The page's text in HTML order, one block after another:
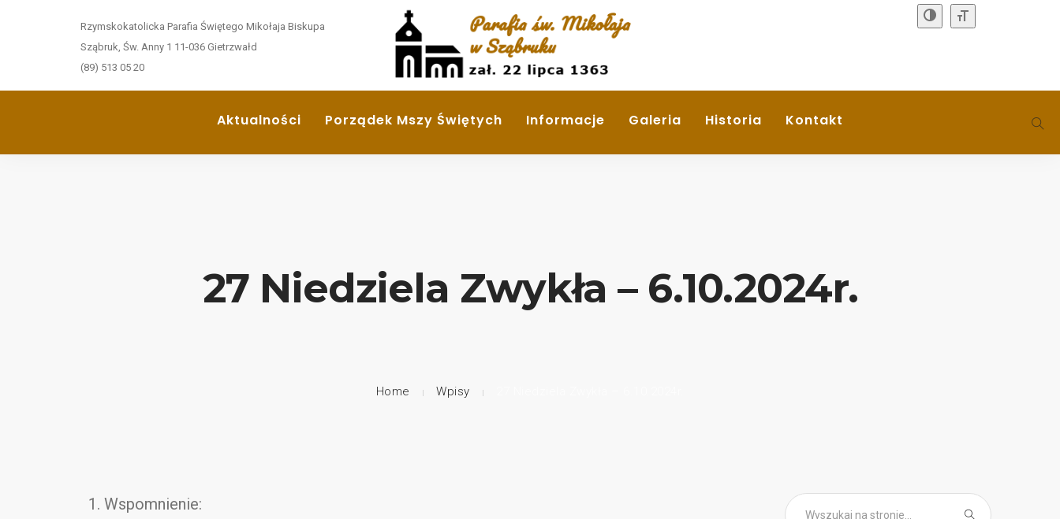
Rzymskokatolicka Parafia Świętego Mikołaja Biskupa
Sząbruk, Św. Anny 1 11-036 Gietrzwałd
(89) 513 05 20
Aktualności Porządek Mszy Świętych Informacje Galeria Historia Kontakt
27 Niedziela Zwykła – 6.10.2024r.
Home Wpisy
1. Wspomnienie: